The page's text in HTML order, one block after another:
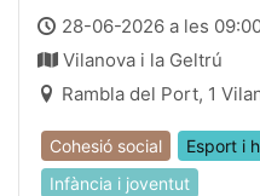
28-06-2026 a les
Vilanova i la Geltrú
Rambla del Port, 1
Cohesió social
Esport i
Infància i joventut